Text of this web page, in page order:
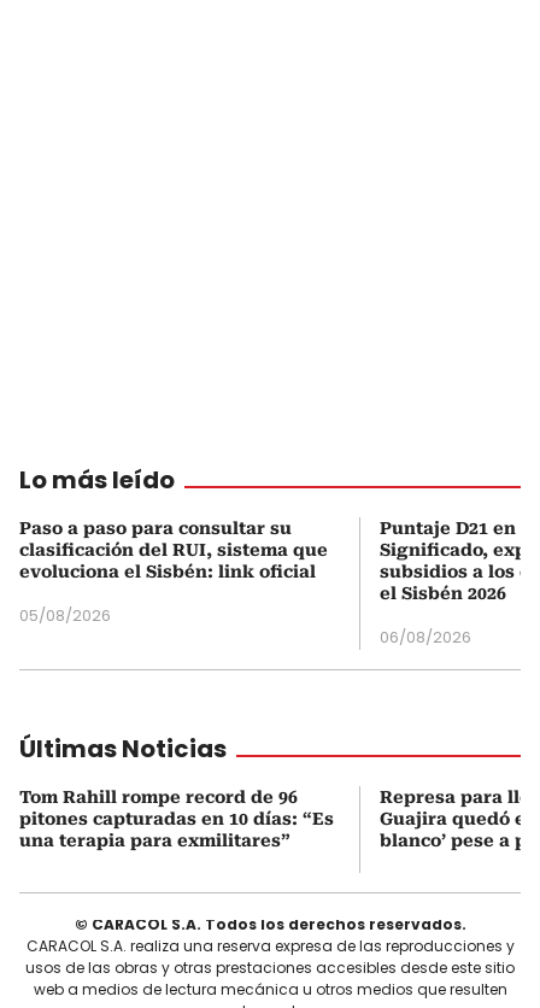
Lo más leído
Paso a paso para consultar su
clasificación del RUI, sistema que
evoluciona el Sisbén: link oficial
05/08/2026
Puntaje D21 en
Significado,
subsidios a los
el Sisbén 2026
06/08/2026
Últimas Noticias
Tom Rahill rompe record de 96
pitones capturadas en 10 días: “Es
una terapia para exmilitares”
Represa para
Guajira quedó en
blanco’ pese a
© CARACOL S.A. Todos los derechos reservados.
CARACOL S.A. realiza una reserva expresa de las reproducciones y
usos de las obras y otras prestaciones accesibles desde este sitio
web a medios de lectura mecánica u otros medios que resulten